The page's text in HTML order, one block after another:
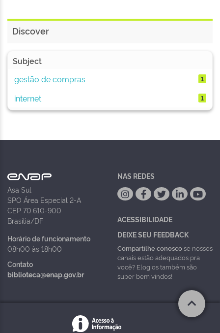
Discover
Subject
gestão de compras
1
internet 1
Asa Sul
SPO Área Especial 2-A
CEP 70.610-900
Brasília/DF
Horário de funcionamento
08h00 às 18h00
Contato
biblioteca@enap.gov.br
NAS REDES
ACESSIBILIDADE
DEIXE SEU FEEDBACK
Compartilhe conoscose nossos
canais estão adequados pra
você? Elogios também são
super bem vindos!